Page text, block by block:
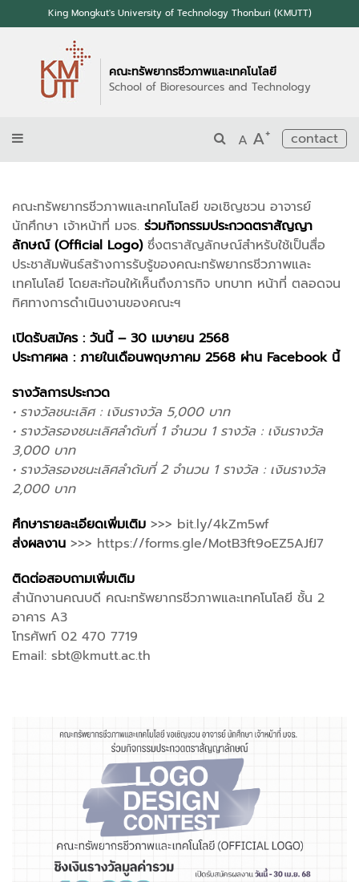
King Mongkut's University of Technology Thonburi (KMUTT)
คณะทรัพยากรชีวภาพและเทคโนโลยี
School of Bioresources and Technology
A A+ contact
คณะทรัพยากรชีวภาพและเทคโนโลยี ขอเชิญชวน อาจารย์
นักศึกษา เจ้าหน้าที่ มจธ. ร่วมกิจกรรมประกวดตราสัญญา
ลักษณ์ (Official Logo)ซึ่งตราสัญลักษณ์สำหรับใช้เป็นสื่อ
ประชาสัมพันธ์สร้างการรับรู้ของคณะทรัพยากรชีวภาพและ
เทคโนโลยี โดยสะท้อนให้เห็นถึงภารกิจ บทบาท หน้าที่ ตลอดจน
ทิศทางการดําเนินงานของคณะฯ
เปิดรับสมัคร : วันนี้ – 30 เมษายน 2568
ประกาศผล : ภายในเดือนพฤษภาคม 2568 ผ่าน Facebook นี้
รางวัลการประกวด
• รางวัลชนะเลิศ : เงินรางวัล 5,000 บาท
• รางวัลรองชนะเลิศลำดับที่ 1 จํานวน 1 รางวัล : เงินรางวัล
3,000 บาท
• รางวัลรองชนะเลิศลำดับที่ 2 จํานวน 1 รางวัล : เงินรางวัล
2,000 บาท
ศึกษารายละเอียดเพิ่มเติม >>> bit.ly/4kZm5wf
ส่งผลงาน >>> https://forms.gle/MotB3ft9oEZ5AJfJ7
ติดต่อสอบถามเพิ่มเติม
สำนักงานคณบดี คณะทรัพยากรชีวภาพและเทคโนโลยี ชั้น 2
อาคาร A3
โทรศัพท์ 02 470 7719
Email: sbt@kmutt.ac.th